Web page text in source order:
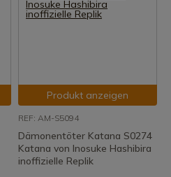
Produkt anzeigen
REF: AM-S5094
Dämonentöter Katana S0274
Katana von Inosuke Hashibira
inoffizielle Replik